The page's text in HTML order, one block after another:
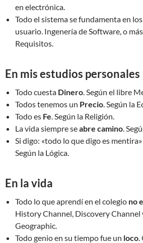
en electrónica.
Todo el sistema se fundamenta en los
usuario. Ingenería de Software, o
Requisitos.
En mis estudios personales
Todo cuesta Dinero. Según el libre
Todos tenemos un Precio. Según la
Todo es Fe. Según la Religión.
La vida siempre seabre camino.
Si digo: «todo lo que digo es
Según la Lógica.
En la vida
Todo lo que aprendí en el colegio no
History Channel, Discovery Channel
Geographic.
Todo genio en su tiempo fue un loco.